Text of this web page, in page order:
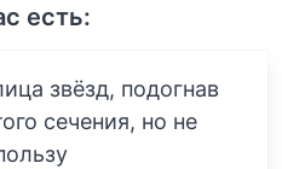
есть:
звёзд, подогнав
сечения, но не